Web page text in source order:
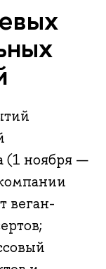
(1 ноября —
веган-